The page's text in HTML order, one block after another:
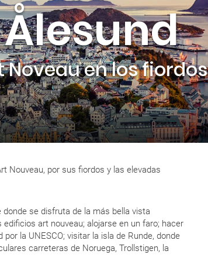
Ålesund
Noveau en los fiordos
Nouveau, por sus fiordos y las elevadas
se disfruta de la más bella vista
art nouveau; alojarse en un faro; hacer
la UNESCO; visitar la isla de Runde, donde
carreteras de Noruega, Trollstigen, la